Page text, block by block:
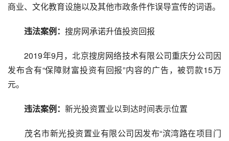
商业、文化教育设施以及其他市政条件作误导宣传的词语。
违法案例： 搜房网承诺升值投资回报
2019年9月，北京搜房网络技术有限公司重庆分公司因
发布含有“保障财富投资有回报”内容的广告，被罚款15万
元。
违法案例： 新光投资置业以到达时间表示位置
茂名市新光投资置业有限公司因发布“滨湾路在项目门